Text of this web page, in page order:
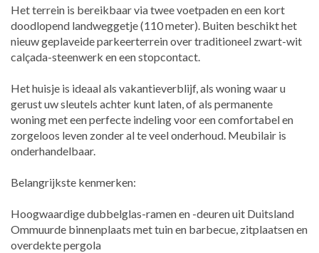
Het terrein is bereikbaar via twee voetpaden en een kort
doodlopend landweggetje (110 meter). Buiten beschikt het
nieuw geplaveide parkeerterrein over traditioneel zwart-wit
calçada-steenwerk en een stopcontact.
Het huisje is ideaal als vakantieverblijf, als woning waar u
gerust uw sleutels achter kunt laten, of als permanente
woning met een perfecte indeling voor een comfortabel en
zorgeloos leven zonder al te veel onderhoud. Meubilair is
onderhandelbaar.
Belangrijkste kenmerken:
Hoogwaardige dubbelglas-ramen en -deuren uit Duitsland
Ommuurde binnenplaats met tuin en barbecue, zitplaatsen en
overdekte pergola